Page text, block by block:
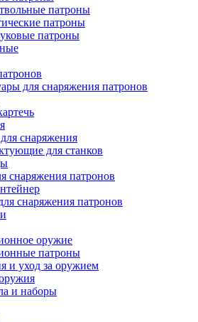
патроны
патроны
патроны
для снаряжения патронов
снаряжения
для станков
снаряжения патронов
снаряжения патронов
оружие
патроны
и уход за оружием
и наборы